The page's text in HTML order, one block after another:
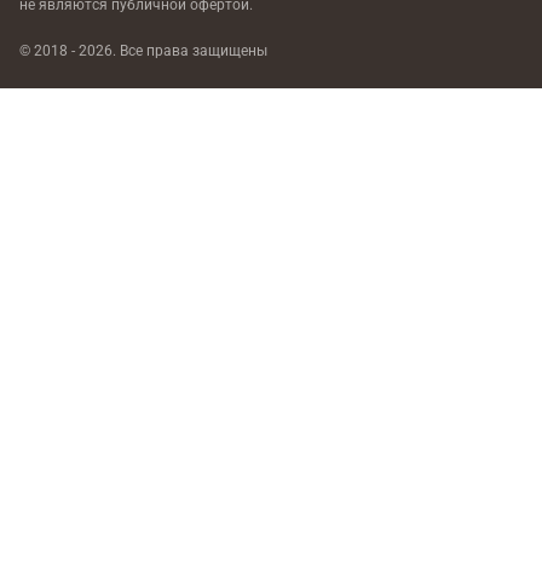
не являются публичной офертой.
© 2018 - 2026. Все права защищены